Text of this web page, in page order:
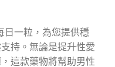
日一粒，為您提供穩
持。無論是提升性愛
這款藥物將幫助男性